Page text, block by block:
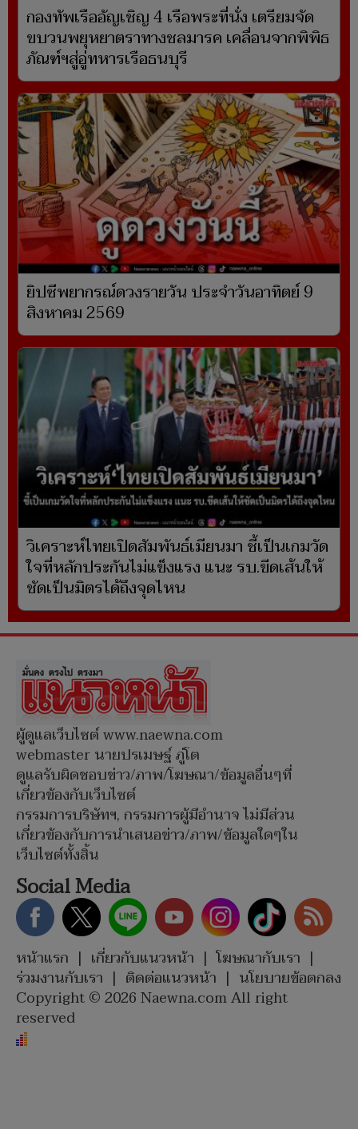
กองทัพเรืออัญเชิญ 4 เรือพระที่นั่ง เตรียมจัด
ขบวนพยุหยาตราทางชลมารค เคลื่อนจากพิพิธ
ภัณฑ์ฯสู่อู่ทหารเรือธนบุรี
ยิปซีพยากรณ์ดวงรายวัน ประจำวันอาทิตย์ 9
สิงหาคม 2569
วิเคราะห์ไทยเปิดสัมพันธ์เมียนมา ชี้เป็นเกมวัด
ใจที่หลักประกันไม่แข็งแรง แนะ รบ.ขีดเส้นให้
ชัดเป็นมิตรได้ถึงจุดไหน
ผู้ดูแลเว็บไซต์ www.naewna.com
webmaster นายปรเมษฐ์ ภู่โต
ดูแลรับผิดชอบข่าว/ภาพ/โฆษณา/ข้อมูลอื่นๆที่
เกี่ยวข้องกับเว็บไซต์
กรรมการบริษัทฯ, กรรมการผู้มีอำนาจ ไม่มีส่วน
เกี่ยวข้องกับการนำเสนอข่าว/ภาพ/ข้อมูลใดๆใน
เว็บไซต์ทั้งสิ้น
Social Media
หน้าแรก | เกี่ยวกับแนวหน้า | โฆษณากับเรา |
ร่วมงานกับเรา | ติดต่อแนวหน้า | นโยบายข้อตกลง
Copyright © 2026 Naewna.com All right
reserved